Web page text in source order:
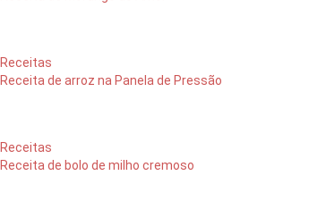
Receitas
Receita de arroz na Panela de Pressão
Receitas
Receita de bolo de milho cremoso